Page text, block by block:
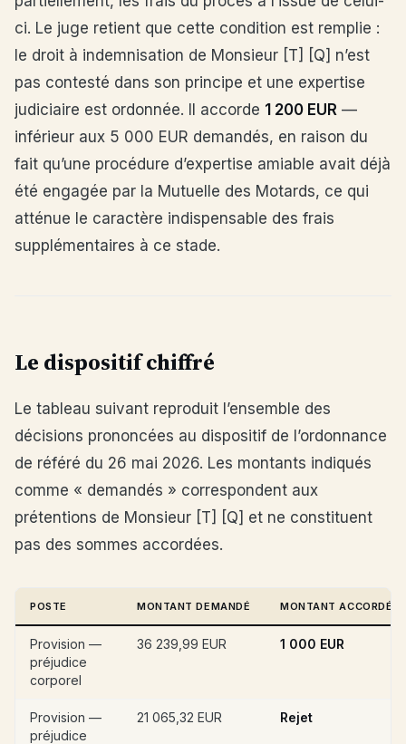
ci. Le juge retient que cette condition est remplie :
le droit à indemnisation de Monsieur [T] [Q] n’est
pas contesté dans son principe et une expertise
judiciaire est ordonnée. Il accorde 1 200 EUR —
inférieur aux 5 000 EUR demandés, en raison du
fait qu’une procédure d’expertise amiable avait déjà
été engagée par la Mutuelle des Motards, ce qui
atténue le caractère indispensable des frais
supplémentaires à ce stade.
Le dispositif chiffré
Le tableau suivant reproduit l’ensemble des
décisions prononcées au dispositif de l’ordonnance
de référé du 26 mai 2026. Les montants indiqués
comme « demandés » correspondent aux
prétentions de Monsieur [T] [Q] et ne constituent
pas des sommes accordées.
POSTE MONTANT DEMANDÉ MONTANT ACCORDÉ
Provision —
préjudice
corporel
36 239,99 EUR 1 000 EUR
Provision —
préjudice
21 065,32 EUR Rejet